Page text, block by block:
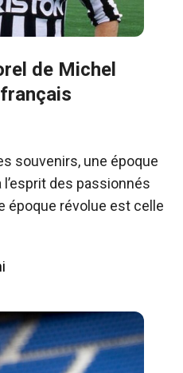
de Michel
souvenirs, une époque
des passionnés
époque révolue est celle